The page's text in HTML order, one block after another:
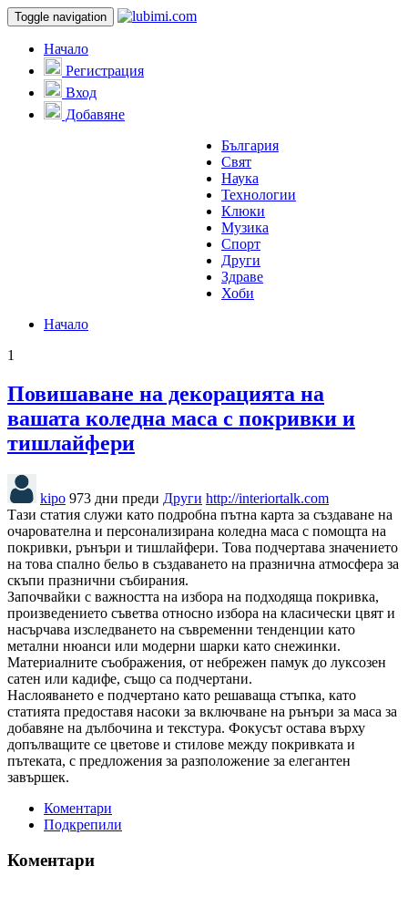
Toggle navigation
Начало
Регистрация
Вход
Добавяне
България
Свят
Наука
Технологии
Клюки
Музика
Спорт
Други
Здраве
Хоби
Начало
1
Повишаване на декорацията на
вашата коледна маса с покривки и
тишлайфери
kipo 973 дни преди Други http://interiortalk.com
Тази статия служи като подробна пътна карта за създаване на
очарователна и персонализирана коледна маса с помощта на
покривки, рънъри и тишлайфери. Това подчертава значението
на това спално бельо в създаването на празнична атмосфера за
скъпи празнични събирания.
Започвайки с важността на избора на подходяща покривка,
произведението съветва относно избора на класически цвят и
насърчава изследването на съвременни тенденции като
метални нюанси или модерни шарки като снежинки.
Материалните съображения, от небрежен памук до луксозен
сатен или кадифе, също са подчертани.
Наслояването е подчертано като решаваща стъпка, като
статията предоставя насоки за включване на рънъри за маса за
добавяне на дълбочина и текстура. Фокусът остава върху
допълващите се цветове и стилове между покривката и
пътеката, с предложения за разположение за елегантен
завършек.
Коментари
Подкрепили
Коментари